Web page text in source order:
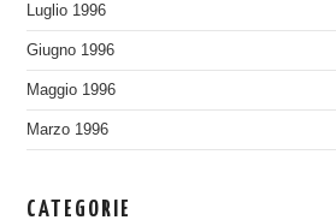
Luglio 1996
Giugno 1996
Maggio 1996
Marzo 1996
CATEGORIE